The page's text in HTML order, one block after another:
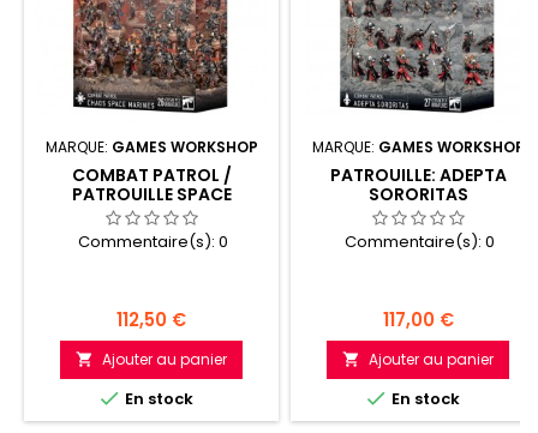
MARQUE: GAMES WORKSHOP
COMBAT PATROL /
PATROUILLE SPACE
MARINES DU CHAOS
Commentaire(s): 0
Prix
112,50 €
 Ajouter au panier
 En stock
MARQUE: GAMES WORKSHOP
PATROUILLE: ADEPTA
SORORITAS
Commentaire(s): 0
Prix
117,00 €
 Ajouter au panier
 En stock